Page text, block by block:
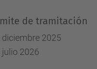
de tramitación
diciembre 2025
julio 2026